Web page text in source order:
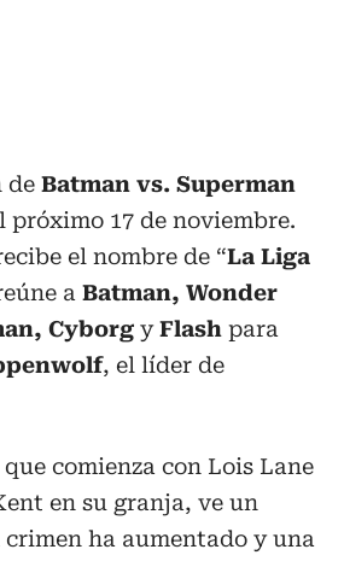
de Batman vs. Superman
próximo 17 de noviembre.
el nombre de “La Liga
a Batman, Wonder
Cyborg yFlash para
, el líder de
comienza con Lois Lane
en su granja, ve un
ha aumentado y una